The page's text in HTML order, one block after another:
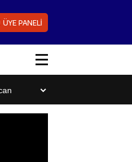
ÜYE PANELİ